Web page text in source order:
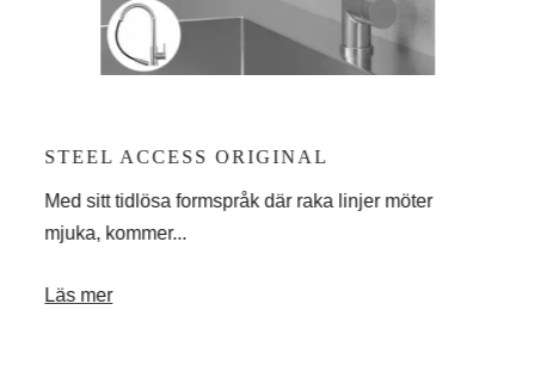
STEEL ACCESS ORIGINAL
Med sitt tidlösa formspråk där raka linjer möter
mjuka, kommer...
Läs mer